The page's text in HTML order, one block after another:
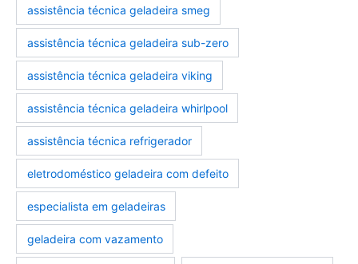
assistência técnica geladeira smeg
assistência técnica geladeira sub-zero
assistência técnica geladeira viking
assistência técnica geladeira whirlpool
assistência técnica refrigerador
eletrodoméstico geladeira com defeito
especialista em geladeiras
geladeira com vazamento